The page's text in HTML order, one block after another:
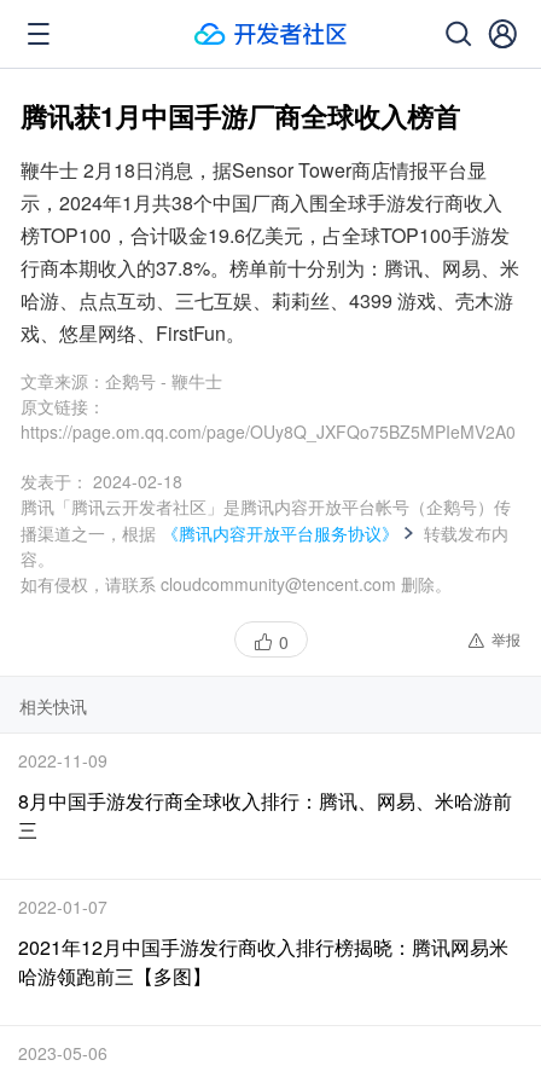
腾讯获1月中国手游厂商全球收入榜首
鞭牛士 2月18日消息，据Sensor Tower商店情报平台显
示，2024年1月共38个中国厂商入围全球手游发行商收入
榜TOP100，合计吸金19.6亿美元，占全球TOP100手游发
行商本期收入的37.8%。榜单前十分别为：腾讯、网易、米
哈游、点点互动、三七互娱、莉莉丝、4399 游戏、壳木游
戏、悠星网络、FirstFun。
文章来源： 企鹅号 - 鞭牛士
原文链接：
https://page.om.qq.com/page/OUy8Q_JXFQo75BZ5MPIeMV2A0
发表于： 2024-02-18
腾讯「腾讯云开发者社区」是腾讯内容开放平台帐号（企鹅号）传
播渠道之一，根据
《腾讯内容开放平台服务协议》
转载发布内
容。
如有侵权，请联系 cloudcommunity@tencent.com 删除。
0 举报
相关快讯
2022-11-09
8月中国手游发行商全球收入排行：腾讯、网易、米哈游前
三
2022-01-07
2021年12月中国手游发行商收入排行榜揭晓：腾讯网易米
哈游领跑前三【多图】
2023-05-06